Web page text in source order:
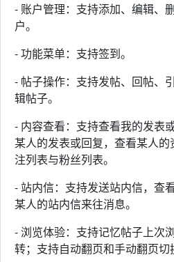
- 账户管理：支持添加、编辑、
户。
- 功能菜单：支持签到。
- 帖子操作：支持发帖、回帖、
辑帖子。
- 内容查看：支持查看我的发表
某人的发表或回复，查看某人
注列表与粉丝列表。
- 站内信：支持发送站内信，查
某人的站内信来往消息。
- 浏览体验：支持记忆帖子上次
转；支持自动翻页和手动翻页切